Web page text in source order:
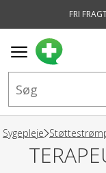
FRI
Sygepleje